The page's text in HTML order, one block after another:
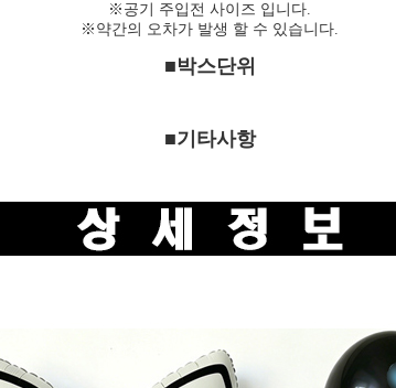
※공기 주입전 사이즈 입니다.
※약간의 오차가 발생 할 수 있습니다.
■박스단위
■기타사항